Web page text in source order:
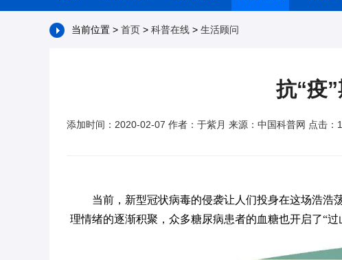
当前位置 > 首页 > 科普在线 > 生活顾问
抗“疫
添加时间：2020-02-07 作者：于紫月 来源：中国科普网 点击：
当前，新型冠状病毒的侵袭让人们投身在这场浩浩
理情绪的逐渐积聚，众多糖尿病患者的血糖也开启了“过